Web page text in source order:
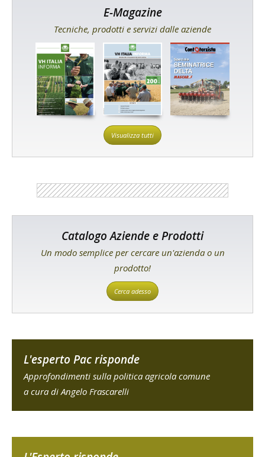
E-Magazine
Tecniche, prodotti e servizi dalle aziende
Visualizza tutti
Catalogo Aziende e Prodotti
Un modo semplice per cercare un'azienda o un
prodotto!
Cerca adesso
L'esperto Pac risponde
Approfondimenti sulla politica agricola comune
a cura di Angelo Frascarelli